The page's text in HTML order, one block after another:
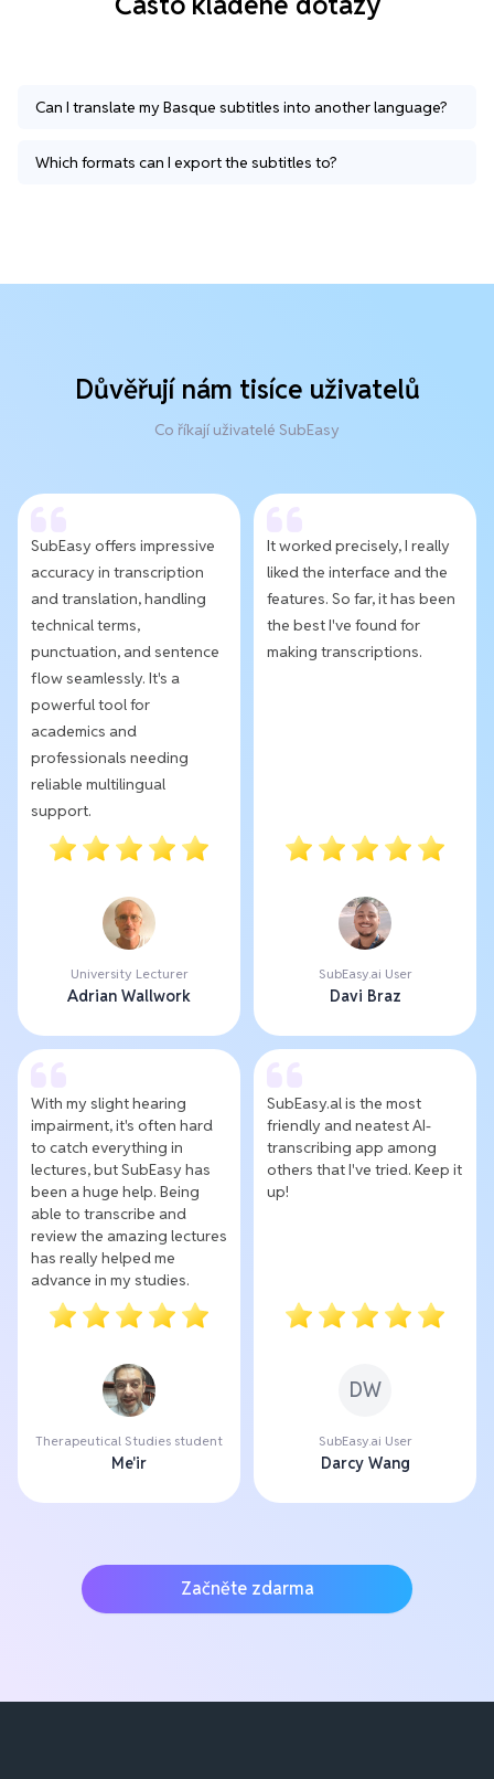
Can I translate my Basque subtitles into another language?
Which formats can I export the subtitles to?
Důvěřují nám tisíce uživatelů
Co říkají uživatelé SubEasy
SubEasy offers impressive
accuracy in transcription
and translation, handling
technical terms,
punctuation, and sentence
flow seamlessly. It's a
powerful tool for
academics and
professionals needing
reliable multilingual
support.
University Lecturer
Adrian Wallwork
It worked precisely, I really
liked the interface and the
features. So far, it has been
the best I've found for
making transcriptions.
SubEasy.ai User
Davi Braz
With my slight hearing
impairment, it's often hard
to catch everything in
lectures, but SubEasy has
been a huge help. Being
able to transcribe and
review the amazing lectures
has really helped me
advance in my studies.
Therapeutical Studies student
Me'ir
SubEasy.al is the most
friendly and neatest AI-
transcribing app among
others that I've tried. Keep it
up!
DW
SubEasy.ai User
Darcy Wang
Začněte zdarma